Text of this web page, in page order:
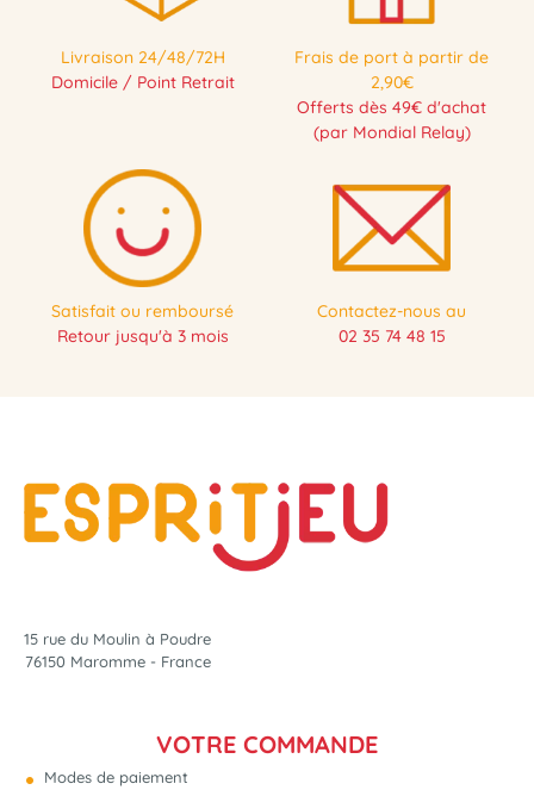
Livraison 24/48/72H
Domicile / Point Retrait
Frais de port à partir de
2,90€
Offerts dès 49€ d'achat
(par Mondial Relay)
Satisfait ou remboursé
Retour jusqu'à 3 mois
Contactez-nous au
02 35 74 48 15
15 rue du Moulin à Poudre
76150 Maromme - France
VOTRE COMMANDE
Modes de paiement